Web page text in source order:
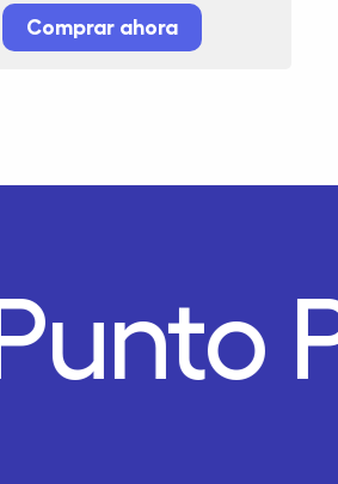
Comprar ahora
Punto